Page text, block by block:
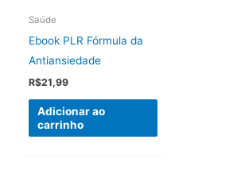
Saúde
Ebook PLR Fórmula da
Antiansiedade
R$21,99
Adicionar ao
carrinho